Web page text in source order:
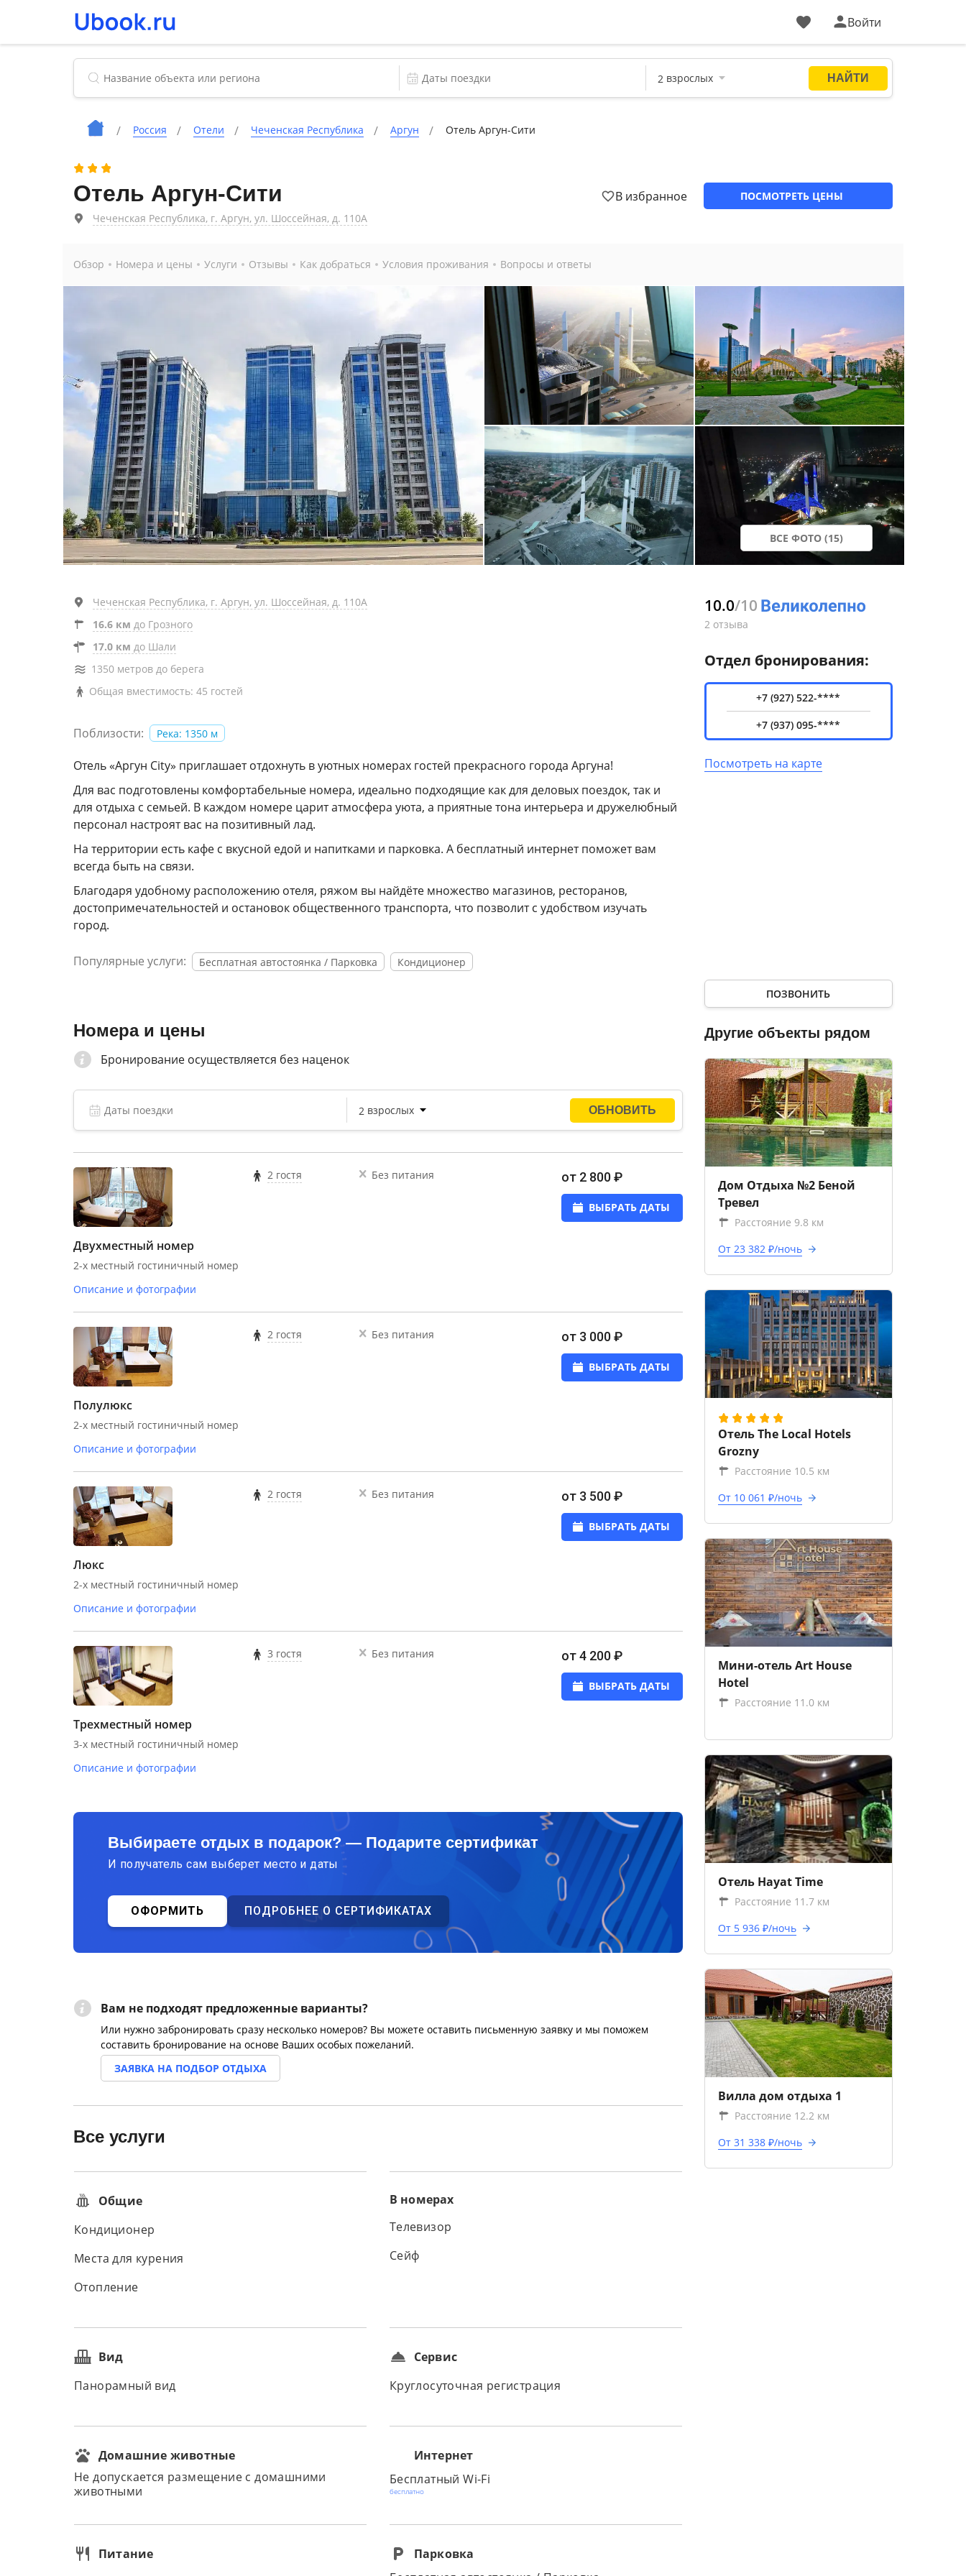
Войти
Россия Отели Чеченская Республика Аргун Отель Аргун-Сити
Отель Аргун-Сити
Чеченская Республика, г. Аргун, ул. Шоссейная, д. 110А
В избранное ПОСМОТРЕТЬ ЦЕНЫ
Обзор Номера и цены Услуги Отзывы Как добраться Условия проживания Вопросы и ответы
ВСЕ ФОТО (15)
Чеченская Республика, г. Аргун, ул. Шоссейная, д. 110А
16.6 км до Грозного
17.0 км до Шали
1350 метров до берега
Общая вместимость: 45 гостей
Поблизости: Река: 1350 м
Отель «Аргун City» приглашает отдохнуть в уютных номерах гостей прекрасного города Аргуна!
Для вас подготовлены комфортабельные номера, идеально подходящие как для деловых поездок, так и
для отдыха с семьей. В каждом номере царит атмосфера уюта, а приятные тона интерьера и дружелюбный
персонал настроят вас на позитивный лад.
На территории есть кафе с вкусной едой и напитками и парковка. А бесплатный интернет поможет вам
всегда быть на связи.
Благодаря удобному расположению отеля, ряжом вы найдёте множество магазинов, ресторанов,
достопримечательностей и остановок общественного транспорта, что позволит с удобством изучать
город.
Популярные услуги: Бесплатная автостоянка / Парковка Кондиционер
Номера и цены
Бронирование осуществляется без наценок
Двухместный номер
2-х местный гостиничный номер
Описание и фотографии
2 гостя Без питания от 2 800 ₽
ВЫБРАТЬ ДАТЫ
Полулюкс
2-х местный гостиничный номер
Описание и фотографии
2 гостя Без питания от 3 000 ₽
ВЫБРАТЬ ДАТЫ
Люкс
2-х местный гостиничный номер
Описание и фотографии
2 гостя Без питания от 3 500 ₽
ВЫБРАТЬ ДАТЫ
Трехместный номер
3-х местный гостиничный номер
Описание и фотографии
3 гостя Без питания от 4 200 ₽
ВЫБРАТЬ ДАТЫ
Выбираете отдых в подарок? — Подарите сертификат
И получатель сам выберет место и даты
ОФОРМИТЬ ПОДРОБНЕЕ О СЕРТИФИКАТАХ
Вам не подходят предложенные варианты?
Или нужно забронировать сразу несколько номеров? Вы можете оставить письменную заявку и мы поможем
составить бронирование на основе Ваших особых пожеланий.
ЗАЯВКА НА ПОДБОР ОТДЫХА
Все услуги
Общие
Кондиционер
Места для курения
Отопление
В номерах
Телевизор
Сейф
Вид
Панорамный вид
Сервис
Круглосуточная регистрация
Домашние животные
Не допускается размещение с домашними
животными
Интернет
Бесплатный Wi-Fi
бесплатно
Питание
Парковка
10.0/10
2 отзыва
Отдел бронирования:
+7 (927) 522-****
+7 (937) 095-****
Посмотреть на карте
ПОЗВОНИТЬ
Другие объекты рядом
Дом Отдыха №2 Беной
Тревел
Расстояние 9.8 км
От 23 382 ₽/ночь
Отель The Local Hotels
Grozny
Расстояние 10.5 км
От 10 061 ₽/ночь
Мини-отель Art House
Hotel
Расстояние 11.0 км
Отель Hayat Time
Расстояние 11.7 км
От 5 936 ₽/ночь
Вилла дом отдыха 1
Расстояние 12.2 км
От 31 338 ₽/ночь